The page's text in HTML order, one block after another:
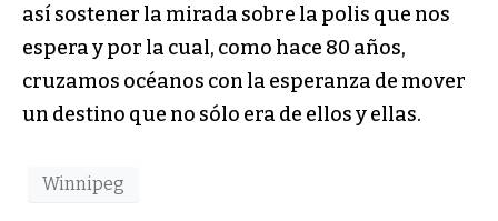
así sostener la mirada sobre la polis que nos
espera y por la cual, como hace 80 años,
cruzamos océanos con la esperanza de mover
un destino que no sólo era de ellos y ellas.
Winnipeg